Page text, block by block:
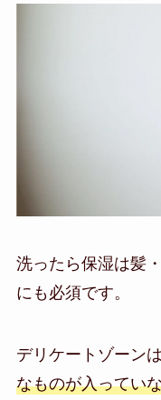
洗ったら保湿は髪
にも必須です。
デリケートゾーン
なものが入ってい